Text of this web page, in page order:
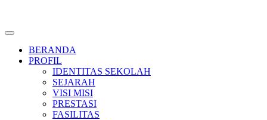
BERANDA
PROFIL
IDENTITAS SEKOLAH
SEJARAH
VISI MISI
PRESTASI
FASILITAS